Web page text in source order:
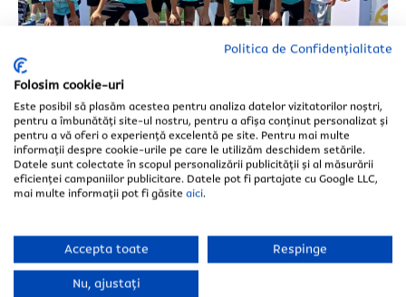
Politica de Confidențialitate
Folosim cookie-uri
Este posibil să plasăm acestea pentru analiza datelor vizitatorilor noștri,
pentru a îmbunătăți site-ul nostru, pentru a afișa conținut personalizat și
pentru a vă oferi o experiență excelentă pe site. Pentru mai multe
informații despre cookie-urile pe care le utilizăm deschidem setările.
Datele sunt colectate în scopul personalizării publicității și al măsurării
eficienței campaniilor publicitare. Datele pot fi partajate cu Google LLC,
mai multe informații pot fi găsite aici.
Accepta toate Respinge
Nu, ajustați
Selectează județul *
Selectează județul *
Susținem performanța -
Dragan Mance Cup
Susținem echipa Steaua Magică la Dragan Mance
Cup, competiție sportivă la care au participat 200 de
O experiență minunată pentru micii fotbaliști, care s-
a finalizat cu obținerea locului 3 și a medaliei de